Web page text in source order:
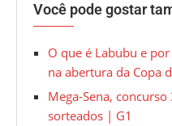
Você pode gostar
O que é Labubu e
na abertura da Copa
Mega-Sena,
sorteados | G1